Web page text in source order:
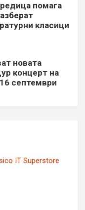
помага
класици
новата
концерт на
септември
IT Superstore